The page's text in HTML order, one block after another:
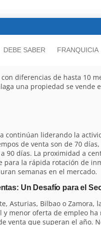
DEBE SABER FRANQUICIA
diferencias de hasta 10
una propiedad se vende
continúan liderando la
de venta son de 70
90 días. La proximidad a
para la rápida rotación de
semanas en el mercado.
Un Desafío para el
Asturias, Bilbao o Zamora,
menor oferta de empleo ha
venta que superan el año.